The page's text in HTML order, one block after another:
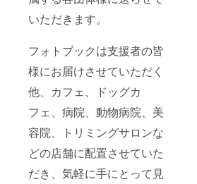
いただきます。
フォトブックは支援者の皆
様にお届けさせていただく
他、カフェ、ドッグカ
フェ、病院、動物病院、美
容院、トリミングサロンな
どの店舗に配置させていた
だき、気軽に手にとって見